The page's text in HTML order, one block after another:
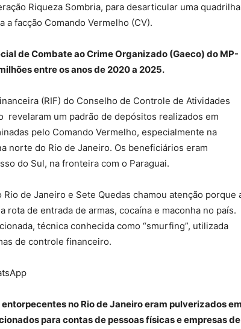
Riqueza Sombria, para desarticular uma quadrilha
a facção Comando Vermelho (CV).
de Combate ao Crime Organizado (Gaeco) do MP-
entre os anos de 2020 a 2025.
(RIF) do Conselho de Controle de Atividades
revelaram um padrão de depósitos realizados em
pelo Comando Vermelho, especialmente na
norte do Rio de Janeiro. Os beneficiários eram
do Sul, na fronteira com o Paraguai.
de Janeiro e Sete Quedas chamou atenção porque
de entrada de armas, cocaína e maconha no país.
técnica conhecida como “smurfing”, utilizada
de controle financeiro.
no Rio de Janeiro eram pulverizados em
para contas de pessoas físicas e empresas de